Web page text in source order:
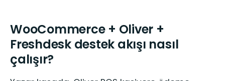
WooCommerce + Oliver +
Freshdesk destek akışı nasıl
çalışır?